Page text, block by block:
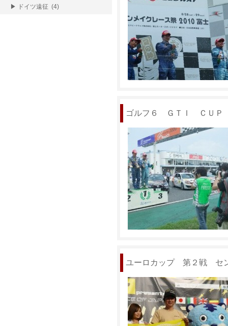
ゴルフ６ ＧＴＩ ＣＵ
ユーロカップ 第２戦 セ
▶ ドイツ遠征 (4)